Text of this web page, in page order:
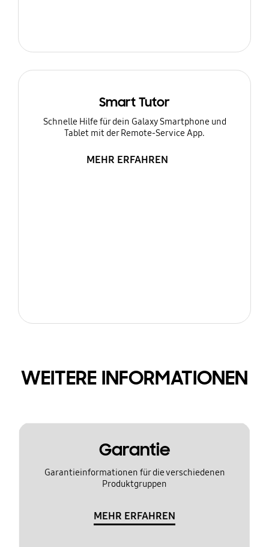
Smart Tutor
Schnelle Hilfe für dein Galaxy Smartphone und
Tablet mit der Remote-Service App.
MEHR ERFAHREN
WEITERE INFORMATIONEN
Garantie
Garantieinformationen für die verschiedenen
Produktgruppen
MEHR ERFAHREN